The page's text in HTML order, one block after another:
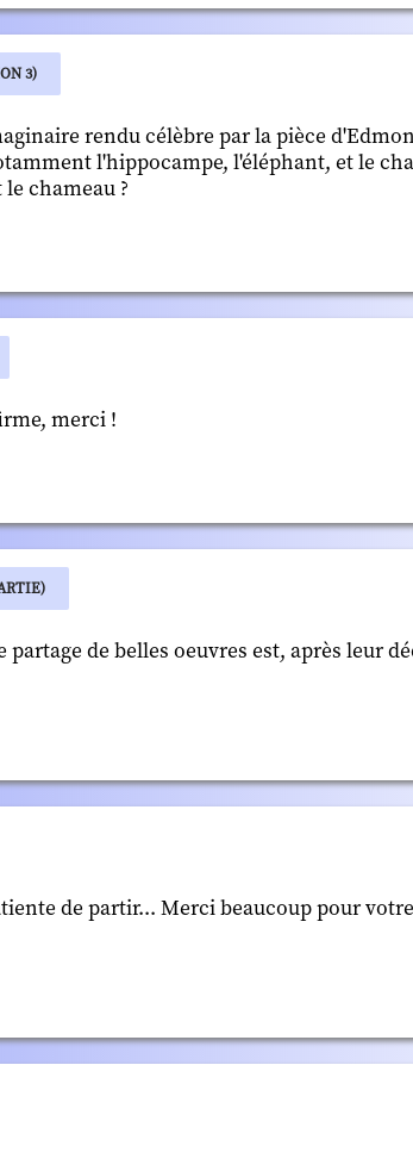
3)
rendu célèbre par la pièce
l'hippocampe, l'éléphant, et le
chameau ?
merci !
partage de belles oeuvres est, après leur
de partir... Merci beaucoup pour